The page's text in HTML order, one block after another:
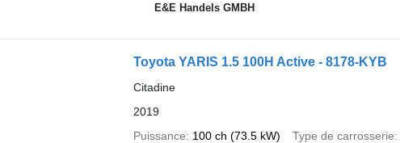
E&E Handels GMBH
Toyota YARIS 1.5 100H Active - 8178-KYB
Citadine
2019
Puissance
100 ch (73.5 kW) Type de carrosserie